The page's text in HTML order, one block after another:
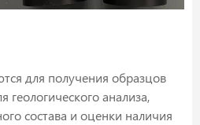
для получения образцов
геологического анализа,
состава и оценки наличия